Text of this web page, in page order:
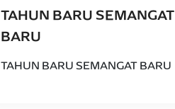
TAHUN BARU SEMANGAT
BARU
TAHUN BARU SEMANGAT BARU